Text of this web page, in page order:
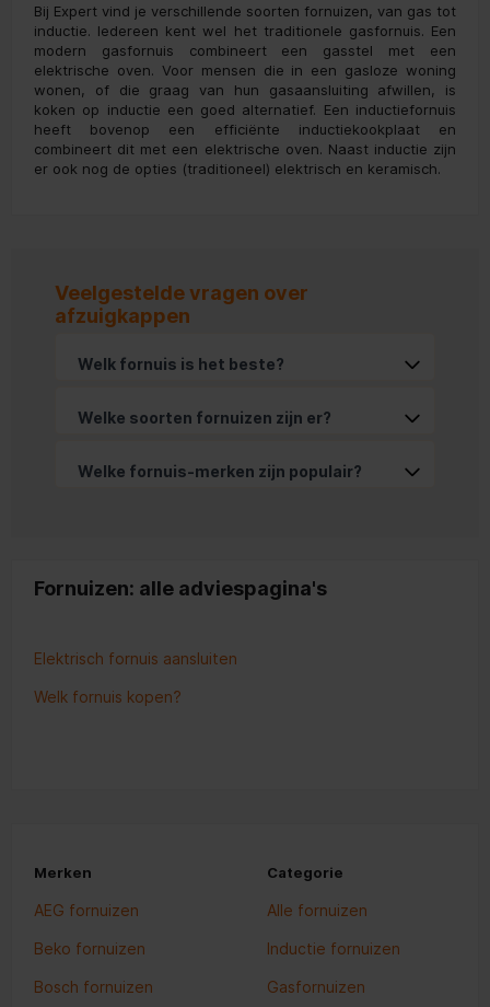
Bij Expert vind je verschillende soorten fornuizen, van gas tot
inductie. Iedereen kent wel het traditionele gasfornuis. Een
modern gasfornuis combineert een gasstel met een
elektrische oven. Voor mensen die in een gasloze woning
wonen, of die graag van hun gasaansluiting afwillen, is
koken op inductie een goed alternatief. Een inductiefornuis
heeft bovenop een efficiënte inductiekookplaat en
combineert dit met een elektrische oven. Naast inductie zijn
er ook nog de opties (traditioneel) elektrisch en keramisch.
Veelgestelde vragen over
afzuigkappen
Welk fornuis is het beste?
Welke soorten fornuizen zijn er?
Welke fornuis-merken zijn populair?
Fornuizen: alle adviespagina's
Elektrisch fornuis aansluiten
Welk fornuis kopen?
Merken
AEG fornuizen
Beko fornuizen
Bosch fornuizen
Categorie
Alle fornuizen
Inductie fornuizen
Gasfornuizen